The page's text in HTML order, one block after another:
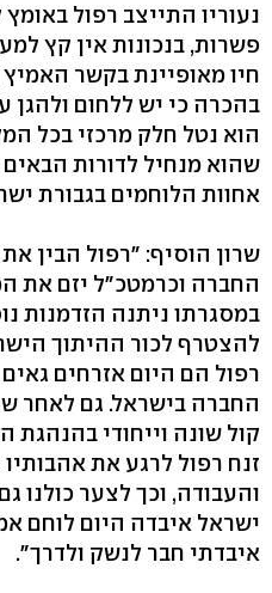
נעוריו התייצב רפול
פשרות, בנכונות אין קץ
חיו מאופיינת בקשר
בהכרה כי יש ללחום ולהגן
הוא נטל חלק מרכזי בכל
שהוא מנחיל לדורות
אחוות הלוחמים בגבורת
שרון הוסיף: "רפול הבין
החברה וכרמטכ"ל יזם את
במסגרתו ניתנה הזדמנות
להצטרף לכור ההיתוך
רפול הם היום אזרחים
החברה בישראל. גם לאחר
קול שונה וייחודי בהנהגת
זנח רפול לרגע את
והעבודה, וכך לצער כולנו
ישראל איבדה היום לוחם
איבדתי חבר לנשק ולדרך".